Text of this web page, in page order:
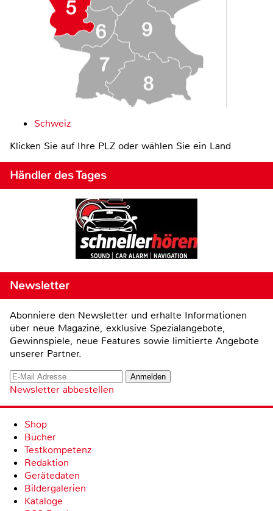
Schweiz
Klicken Sie auf Ihre PLZ oder wählen Sie ein Land
Händler des Tages
Newsletter
Abonniere den Newsletter und erhalte Informationen
über neue Magazine, exklusive Spezialangebote,
Gewinnspiele, neue Features sowie limitierte Angebote
unserer Partner.
Newsletter abbestellen
Shop
Bücher
Testkompetenz
Redaktion
Gerätedaten
Bildergalerien
Kataloge